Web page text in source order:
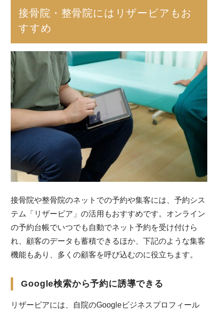
接骨院・整骨院にはリザービアもお
すすめ
接骨院や整骨院のネットでの予約や集客には、予約シス
テム「リザービア」の活用もおすすめです。オンライン
の予約台帳でいつでも自動でネット予約を受け付けら
れ、顧客のデータも蓄積できるほか、下記のような集客
機能もあり、多くの顧客を呼び込むのに役立ちます。
Google検索から予約に誘導できる
リザービアには、自院のGoogleビジネスプロフィール